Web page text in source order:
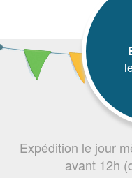
Expédition le jour
avant 12h